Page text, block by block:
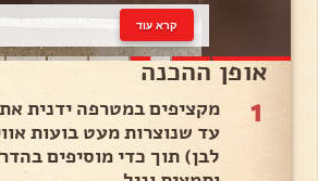
קרא עוד
אופן ההכנה
1
מקציפים במטרפה ידנית
עד שנוצרות מעט בועות
לבן) תוך כדי מוסיפים